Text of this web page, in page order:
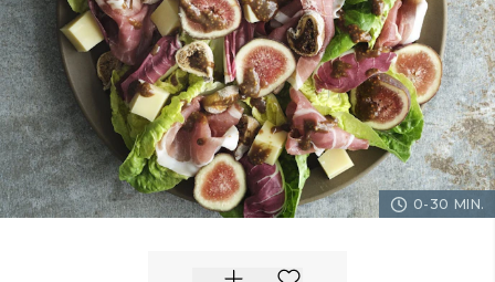
0-30 MIN.